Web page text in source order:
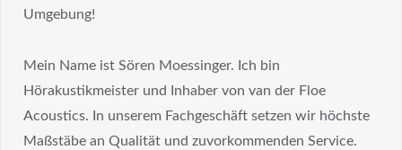
Umgebung!
Mein Name ist Sören Moessinger. Ich bin
Hörakustikmeister und Inhaber von van der Floe
Acoustics. In unserem Fachgeschäft setzen wir höchste
Maßstäbe an Qualität und zuvorkommenden Service.